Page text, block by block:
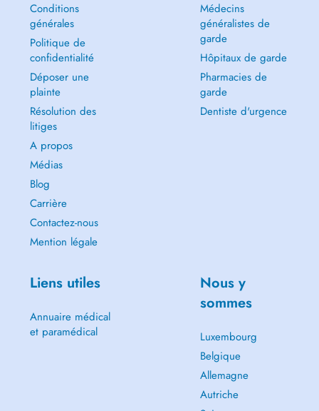
Conditions
générales
Politique de
confidentialité
Déposer une
plainte
Résolution des
litiges
A propos
Médias
Blog
Carrière
Contactez-nous
Mention légale
Médecins
généralistes de
garde
Hôpitaux de garde
Pharmacies de
garde
Dentiste d'urgence
Liens utiles
Annuaire médical
et paramédical
Nous y
sommes
Luxembourg
Belgique
Allemagne
Autriche